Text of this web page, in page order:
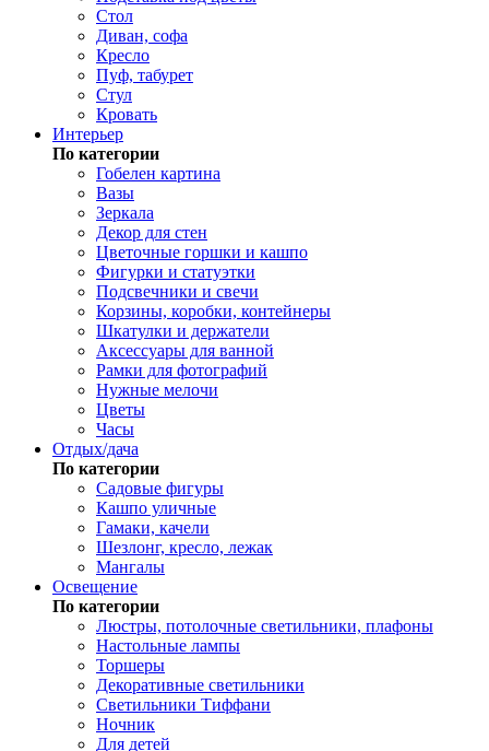
Стол
Диван, софа
Кресло
Пуф, табурет
Стул
Кровать
Интерьер
По категории
Гобелен картина
Вазы
Зеркала
Декор для стен
Цветочные горшки и кашпо
Фигурки и статуэтки
Подсвечники и свечи
Корзины, коробки, контейнеры
Шкатулки и держатели
Аксессуары для ванной
Рамки для фотографий
Нужные мелочи
Цветы
Часы
Отдых/дача
По категории
Садовые фигуры
Кашпо уличные
Гамаки, качели
Шезлонг, кресло, лежак
Мангалы
Освещение
По категории
Люстры, потолочные светильники, плафоны
Настольные лампы
Торшеры
Декоративные светильники
Светильники Тиффани
Ночник
Для детей